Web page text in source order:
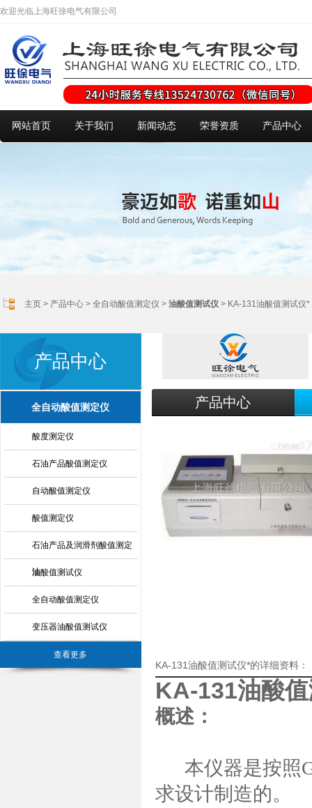
欢迎光临上海旺徐电气有限公司
网站首页 关于我们 新闻动态 荣誉资质 产品中心
主页 > 产品中心 > 全自动酸值测定仪 > 油酸值测试仪 > KA-131油酸值测试仪*
产品中心
全自动酸值测定仪
酸度测定仪
石油产品酸值测定仪
自动酸值测定仪
酸值测定仪
石油产品及润滑剂酸值测定
法
油酸值测试仪
全自动酸值测定仪
变压器油酸值测试仪
查看更多
产品中心
KA-131油酸值测试仪*的详细资料：
KA-131油酸
概述：
本仪器是按照
求设计制造的。